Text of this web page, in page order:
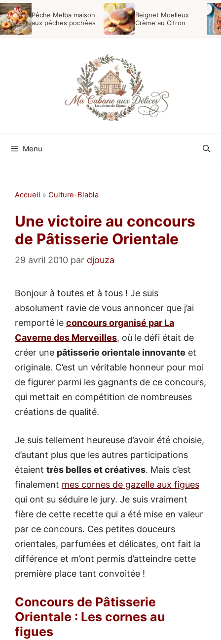
Aller
au
contenu
Pêche Melba maison
aux pêches pochées
Beignet Moelleux
Crème au Citron
Menu
Accueil » Culture-Blabla
Une victoire au concours
de Pâtisserie Orientale
29 avril 2010 par djouza
Bonjour à toutes et à tous ! Je suis
absolument ravie de vous annoncer que j’ai
remporté le concours organisé par La
Caverne des Merveilles, où le défi était de
créer une pâtisserie orientale innovante et
originale. C’est un véritable honneur pour moi
de figurer parmi les gagnants de ce concours,
qui mettait en compétition de nombreuses
créations de qualité.
Je suis tellement heureuse d’avoir été choisie,
d’autant plus que les autres participations
étaient très belles et créatives. Mais c’est
finalement mes cornes de gazelle aux figues
qui ont su séduire le jury. Je suis vraiment
fière de cette recette qui a été mise en valeur
par ce concours. Ces petites douceurs
orientales, parfumées et délicates, ont fait la
différence et m’ont permis d’atteindre cette
première place tant convoitée !
Concours de Pâtisserie
Orientale : Les cornes au
figues